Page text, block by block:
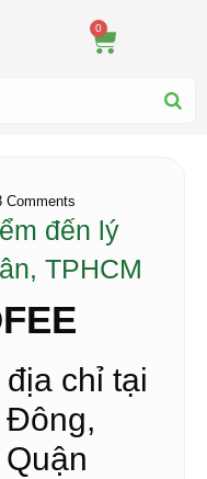
0
Comments
đến lý
TPHCM
chỉ tại
Đông,